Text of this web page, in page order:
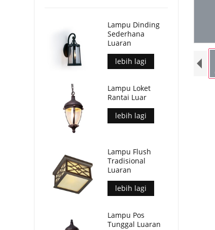
Lampu Dinding
Sederhana
Luaran
lebih lagi
Lampu Loket
Rantai Luar
lebih lagi
Lampu Flush
Tradisional
Luaran
lebih lagi
Lampu Pos
Tunggal Luaran